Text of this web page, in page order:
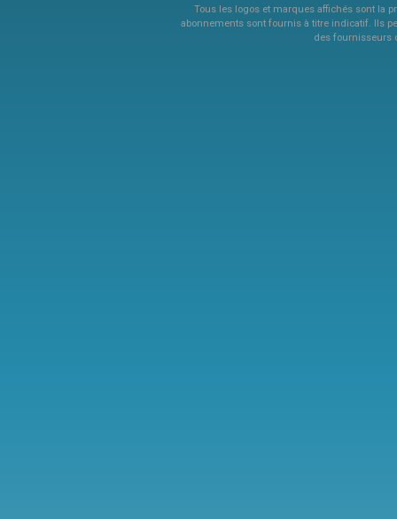
Tous les logos et marques affichés sont la
abonnements sont fournis à titre indicatif. Ils
des fournisseurs